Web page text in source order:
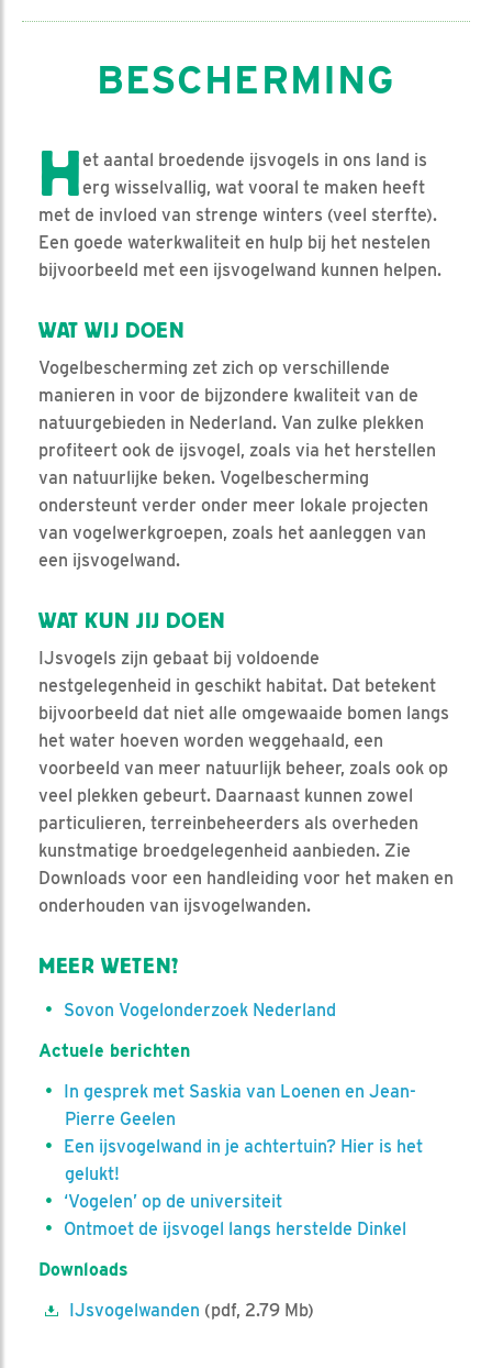
BESCHERMING
Het aantal broedende ijsvogels in ons land is
erg wisselvallig, wat vooral te maken heeft
met de invloed van strenge winters (veel sterfte).
Een goede waterkwaliteit en hulp bij het nestelen
bijvoorbeeld met een ijsvogelwand kunnen helpen.
WAT WIJ DOEN
Vogelbescherming zet zich op verschillende
manieren in voor de bijzondere kwaliteit van de
natuurgebieden in Nederland. Van zulke plekken
profiteert ook de ijsvogel, zoals via het herstellen
van natuurlijke beken. Vogelbescherming
ondersteunt verder onder meer lokale projecten
van vogelwerkgroepen, zoals het aanleggen van
een ijsvogelwand.
WAT KUN JIJ DOEN
IJsvogels zijn gebaat bij voldoende
nestgelegenheid in geschikt habitat. Dat betekent
bijvoorbeeld dat niet alle omgewaaide bomen langs
het water hoeven worden weggehaald, een
voorbeeld van meer natuurlijk beheer, zoals ook op
veel plekken gebeurt. Daarnaast kunnen zowel
particulieren, terreinbeheerders als overheden
kunstmatige broedgelegenheid aanbieden. Zie
Downloads voor een handleiding voor het maken en
onderhouden van ijsvogelwanden.
MEER WETEN?
Sovon Vogelonderzoek Nederland
Actuele berichten
In gesprek met Saskia van Loenen en Jean-
Pierre Geelen
Een ijsvogelwand in je achtertuin? Hier is het
gelukt!
‘Vogelen’ op de universiteit
Ontmoet de ijsvogel langs herstelde Dinkel
Downloads
IJsvogelwanden (pdf, 2.79 Mb)